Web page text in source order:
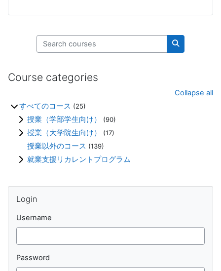
Search courses
Search
Course categories
Collapse all
すべてのコース (25)
授業（学部学生向け） (90)
授業（大学院生向け） (17)
授業以外のコース (139)
就業支援リカレントプログラム
Blocks
Login
Username
Password